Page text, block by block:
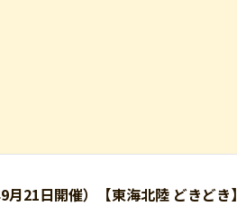
21日開催）【東海北陸 どきどき】